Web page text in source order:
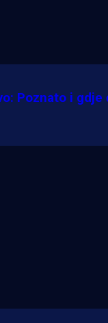
Poznato i gdje